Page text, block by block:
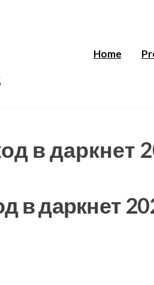
Systems
Home
в даркнет
в даркнет